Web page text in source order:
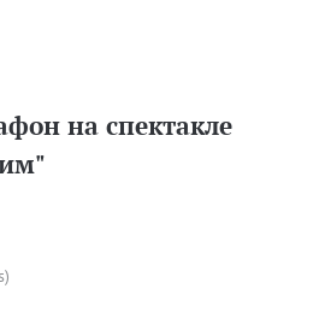
на спектакле